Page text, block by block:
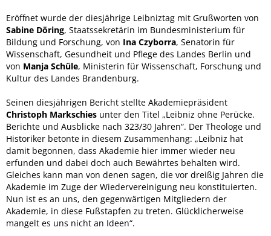
Eröffnet wurde der diesjährige Leibniztag mit Grußworten von
Sabine Döring, Staatssekretärin im Bundesministerium für
Bildung und Forschung, von Ina Czyborra, Senatorin für
Wissenschaft, Gesundheit und Pflege des Landes Berlin und
von Manja Schüle, Ministerin für Wissenschaft, Forschung und
Kultur des Landes Brandenburg.
Seinen diesjährigen Bericht stellte Akademiepräsident
Christoph Markschies unter den Titel „Leibniz ohne Perücke.
Berichte und Ausblicke nach 323/30 Jahren“. Der Theologe und
Historiker betonte in diesem Zusammenhang: „Leibniz hat
damit begonnen, dass Akademie hier immer wieder neu
erfunden und dabei doch auch Bewährtes behalten wird.
Gleiches kann man von denen sagen, die vor dreißig Jahren die
Akademie im Zuge der Wiedervereinigung neu konstituierten.
Nun ist es an uns, den gegenwärtigen Mitgliedern der
Akademie, in diese Fußstapfen zu treten. Glücklicherweise
mangelt es uns nicht an Ideen“.